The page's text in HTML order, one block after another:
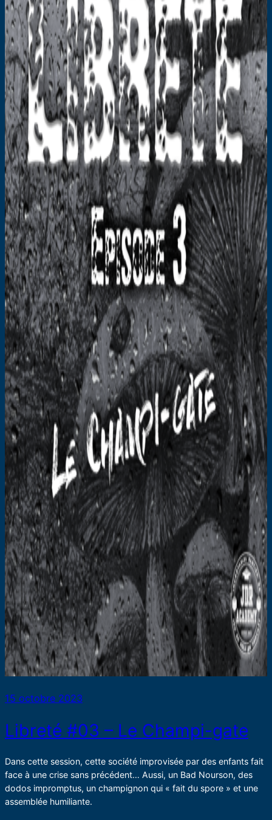
15 octobre 2023
Libreté #03 – Le Champi-gate
Dans cette session, cette société improvisée par des enfants fait
face à une crise sans précédent… Aussi, un Bad Nourson, des
dodos impromptus, un champignon qui « fait du spore » et une
assemblée humiliante.